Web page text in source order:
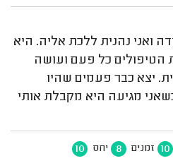
ואני נהנית ללכת אליה. היא
הטיפולים כל פעם ועושה
יצא כבר פעמים שהיו
מגיעה היא מקבלת אותי
10 זמנים 8 יחס 10